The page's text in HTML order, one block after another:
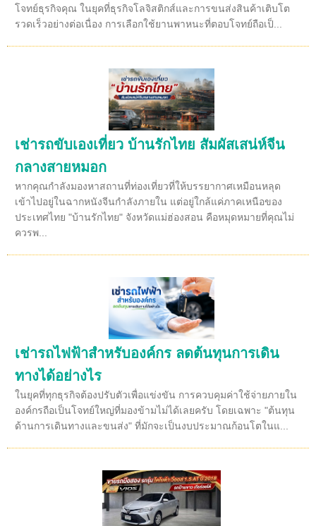
โจทย์ธุรกิจคุณ ในยุคที่ธุรกิจโลจิสติกส์และการขนส่งสินค้าเติบโต
รวดเร็วอย่างต่อเนื่อง การเลือกใช้ยานพาหนะที่ตอบโจทย์ถือเป็...
เช่ารถขับเองเที่ยว บ้านรักไทย สัมผัสเสน่ห์จีน
กลางสายหมอก
หากคุณกำลังมองหาสถานที่ท่องเที่ยวที่ให้บรรยากาศเหมือนหลุด
เข้าไปอยู่ในฉากหนังจีนกำลังภายใน แต่อยู่ใกล้แค่ภาคเหนือของ
ประเทศไทย "บ้านรักไทย" จังหวัดแม่ฮ่องสอน คือหมุดหมายที่คุณไม่
ควรพ...
เช่ารถไฟฟ้าสำหรับองค์กร ลดต้นทุนการเดิน
ทางได้อย่างไร
ในยุคที่ทุกธุรกิจต้องปรับตัวเพื่อแข่งขัน การควบคุมค่าใช้จ่ายภายใน
องค์กรถือเป็นโจทย์ใหญ่ที่มองข้ามไม่ได้เลยครับ โดยเฉพาะ "ต้นทุน
ด้านการเดินทางและขนส่ง" ที่มักจะเป็นงบประมาณก้อนโตในแ...